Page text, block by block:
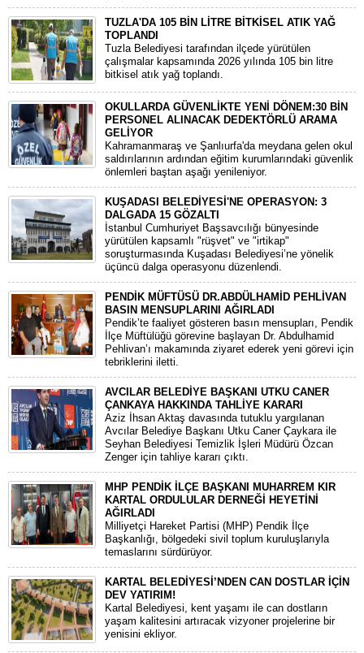
TUZLA'DA 105 BİN LİTRE BİTKİSEL ATIK YAĞ
TOPLANDI
Tuzla Belediyesi tarafından ilçede yürütülen
çalışmalar kapsamında 2026 yılında 105 bin litre
bitkisel atık yağ toplandı.
OKULLARDA GÜVENLİKTE YENİ DÖNEM:30 BİN
PERSONEL ALINACAK DEDEKTÖRLÜ ARAMA
GELİYOR
​Kahramanmaraş ve Şanlıurfa'da meydana gelen okul
saldırılarının ardından eğitim kurumlarındaki güvenlik
önlemleri baştan aşağı yenileniyor.
KUŞADASI BELEDİYESİ'NE OPERASYON: 3
DALGADA 15 GÖZALTI
​İstanbul Cumhuriyet Başsavcılığı bünyesinde
yürütülen kapsamlı "rüşvet" ve "irtikap"
soruşturmasında Kuşadası Belediyesi’ne yönelik
üçüncü dalga operasyonu düzenlendi.
PENDİK MÜFTÜSÜ DR.ABDÜLHAMİD PEHLİVAN
BASIN MENSUPLARINI AĞIRLADI
​Pendik’te faaliyet gösteren basın mensupları, Pendik
İlçe Müftülüğü görevine başlayan Dr. Abdulhamid
Pehlivan’ı makamında ziyaret ederek yeni görevi için
tebriklerini iletti.
AVCILAR BELEDİYE BAŞKANI UTKU CANER
ÇANKAYA HAKKINDA TAHLİYE KARARI
​Aziz İhsan Aktaş davasında tutuklu yargılanan
Avcılar Belediye Başkanı Utku Caner Çaykara ile
Seyhan Belediyesi Temizlik İşleri Müdürü Özcan
Zenger için tahliye kararı çıktı.
MHP PENDİK İLÇE BAŞKANI MUHARREM KIR
KARTAL ORDULULAR DERNEĞİ HEYETİNİ
AĞIRLADI
​Milliyetçi Hareket Partisi (MHP) Pendik İlçe
Başkanlığı, bölgedeki sivil toplum kuruluşlarıyla
temaslarını sürdürüyor.
KARTAL BELEDİYESİ’NDEN CAN DOSTLAR İÇİN
DEV YATIRIM!
Kartal Belediyesi, kent yaşamı ile can dostların
yaşam kalitesini artıracak vizyoner projelerine bir
yenisini ekliyor.